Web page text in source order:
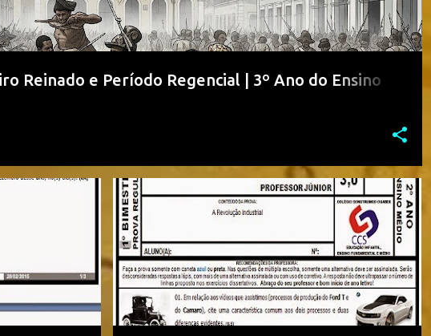
Reinado e Período Regencial | 3º Ano do Ensino
1º BIMESTRE 2015 2º ANO + 2